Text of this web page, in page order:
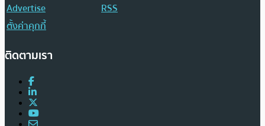
Advertise
RSS
ตั้งค่าคุกกี้
ติดตามเรา